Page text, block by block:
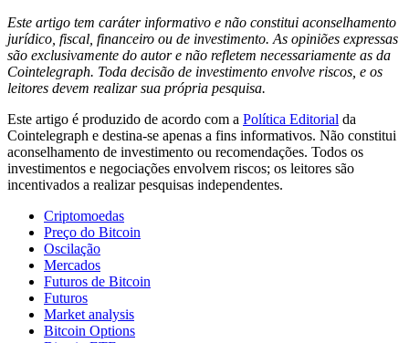
Este artigo tem caráter informativo e não constitui aconselhamento
jurídico, fiscal, financeiro ou de investimento. As opiniões expressas
são exclusivamente do autor e não refletem necessariamente as da
Cointelegraph. Toda decisão de investimento envolve riscos, e os
leitores devem realizar sua própria pesquisa.
Este artigo é produzido de acordo com a Política Editorial da
Cointelegraph e destina-se apenas a fins informativos. Não constitui
aconselhamento de investimento ou recomendações. Todos os
investimentos e negociações envolvem riscos; os leitores são
incentivados a realizar pesquisas independentes.
Criptomoedas
Preço do Bitcoin
Oscilação
Mercados
Futuros de Bitcoin
Futuros
Market analysis
Bitcoin Options